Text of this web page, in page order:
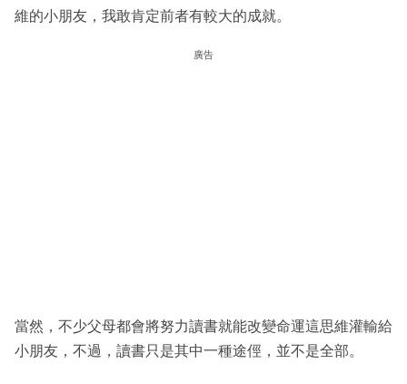
維的小朋友，我敢肯定前者有較大的成就。
廣告
當然，不少父母都會將努力讀書就能改變命運這思維灌輸給
小朋友，不過，讀書只是其中一種途俓，並不是全部。